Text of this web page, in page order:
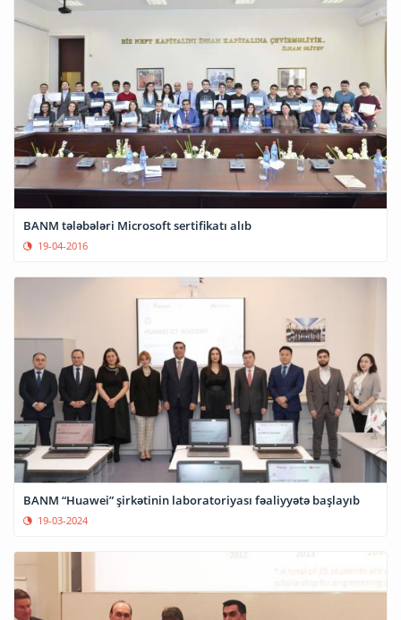
BANM tələbələri Microsoft sertifikatı alıb
19-04-2016
BANM “Huawei” şirkətinin laboratoriyası fəaliyyətə başlayıb
19-03-2024